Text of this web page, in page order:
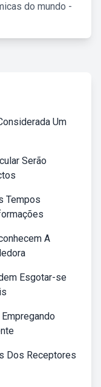
do mundo -
Um
Serão
Tempos
A
Esgotar-se
Dos Receptores